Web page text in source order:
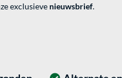
exclusieve nieuwsbrief.